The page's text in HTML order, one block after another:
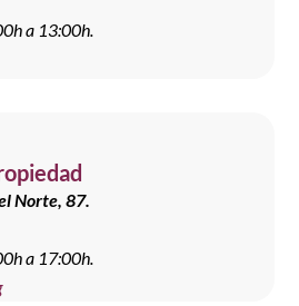
a 13:00h.
Norte, 87.
a 17:00h.